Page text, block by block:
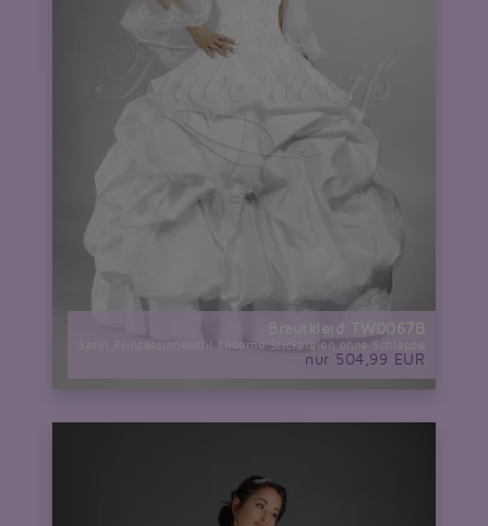
Brautkleid TW0067B
Satin Prinzessinnenstil silberne Stickereien ohne Schleppe
nur 504,99 EUR